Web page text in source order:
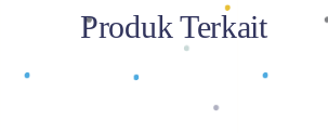
Produk Terkait